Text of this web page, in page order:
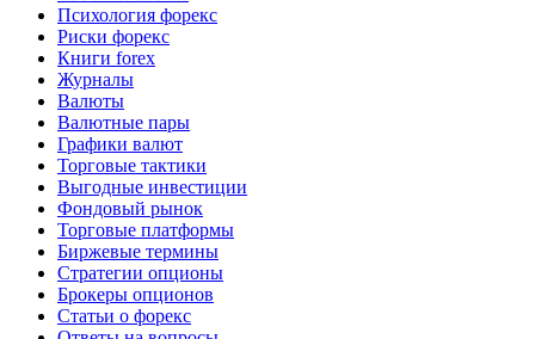
Психология форекс
Риски форекс
Книги forex
Журналы
Валюты
Валютные пары
Графики валют
Торговые тактики
Выгодные инвестиции
Фондовый рынок
Торговые платформы
Биржевые термины
Стратегии опционы
Брокеры опционов
Статьи о форекс